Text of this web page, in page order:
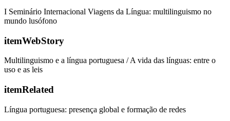
I Seminário Internacional Viagens da Língua: multilinguismo no
mundo lusófono
itemWebStory
Multilinguismo e a língua portuguesa / A vida das línguas: entre o
uso e as leis
itemRelated
Língua portuguesa: presença global e formação de redes